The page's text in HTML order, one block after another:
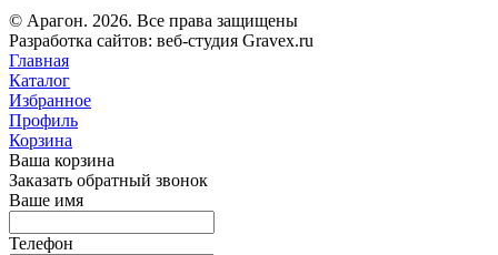
© Арагон. 2026. Все права защищены
Разработка сайтов: веб-студия Gravex.ru
Главная
Каталог
Избранное
Профиль
Корзина
Ваша корзина
Заказать обратный звонок
Ваше имя
Телефон